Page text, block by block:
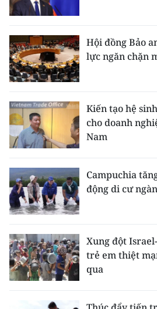
Chuyên trang Hà Nội
Chuyên trang TP. Hồ Chí Minh
CHUYÊN ĐỀ
CÁC CHUYÊN TRANG
VỀ BÁO NHÂN DÂN
THỜI NAY
NHÂN DÂN CUỐI TUẦN
MUA BÁO
ĐỌC BÁO IN
Hội đồng Bảo
lực ngăn chặn
Kiến tạo hệ
cho doanh
Nam
Campuchia
động di cư
Xung đột
trẻ em thiệt
qua